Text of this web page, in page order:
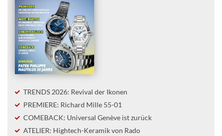
TRENDS 2026: Revival der Ikonen
PREMIERE: Richard Mille 55-01
COMEBACK: Universal Genève ist zurück
ATELIER: Hightech-Keramik von Rado